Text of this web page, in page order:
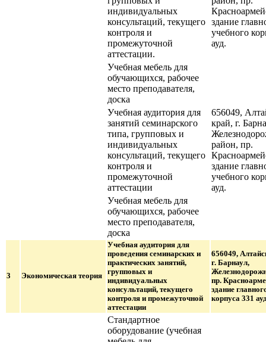
индивидуальных
консультаций, текущего
контроля и
промежуточной
аттестации.
здание
учебного
ауд.
Учебная мебель для
обучающихся, рабочее
место преподавателя,
доска
Учебная аудитория для
занятий семинарского
типа, групповых и
индивидуальных
консультаций, текущего
контроля и
промежуточной
аттестации
656049,
край, г.
район, пр.
здание
учебного
ауд.
Учебная мебель для
обучающихся, рабочее
место преподавателя,
доска
3 Экономическая теория
Учебная аудитория для
проведения семинарских и
практических занятий,
групповых и
индивидуальных
консультаций, текущего
контроля и промежуточной
аттестации
656049,
г. Барнаул,
пр.
здание
корпуса 331
Стандартное
оборудование (учебная